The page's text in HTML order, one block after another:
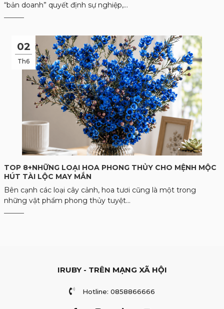
“bản doanh” quyết định sự nghiệp,...
02
Th6
TOP 8+NHỮNG LOẠI HOA PHONG THỦY CHO MỆNH MỘC
HÚT TÀI LỘC MAY MẮN
Bên cạnh các loại cây cảnh, hoa tươi cũng là một trong
những vật phẩm phong thủy tuyệt...
IRUBY - TRÊN MẠNG XÃ HỘI
Hotline: 0858866666